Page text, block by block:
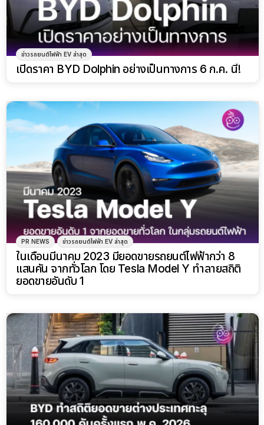
ข่าวรถยนต์ไฟฟ้า EV ล่าสุด
เปิดราคา BYD Dolphin อย่างเป็นทางการ 6 ก.ค. นี้!
PR NEWS ข่าวรถยนต์ไฟฟ้า EV ล่าสุด
ในเดือนมีนาคม 2023 มียอดขายรถยนต์ไฟฟ้ากว่า 8
แสนคัน จากทั่วโลก โดย Tesla Model Y ทำลายสถิติ
ยอดขายอันดับ 1